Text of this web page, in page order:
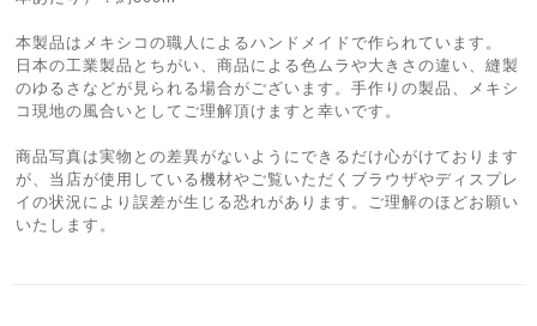
本製品はメキシコの職人によるハンドメイドで作られています。
日本の工業製品とちがい、商品による色ムラや大きさの違い、縫製
のゆるさなどが見られる場合がございます。手作りの製品、メキシ
コ現地の風合いとしてご理解頂けますと幸いです。
商品写真は実物との差異がないようにできるだけ心がけております
が、当店が使用している機材やご覧いただくブラウザやディスプレ
イの状況により誤差が生じる恐れがあります。ご理解のほどお願い
いたします。